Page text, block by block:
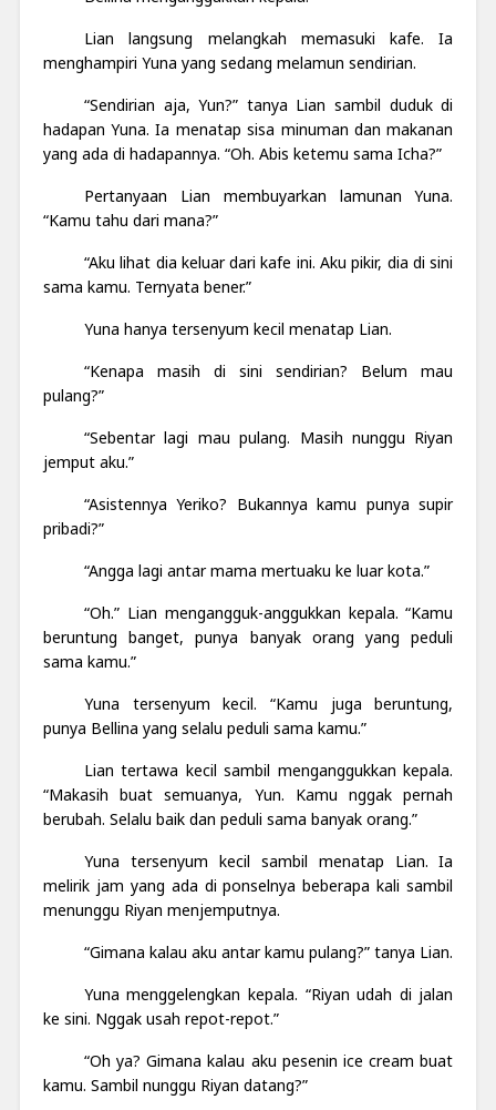
Lian langsung melangkah memasuki kafe. Ia
menghampiri Yuna yang sedang melamun sendirian.
“Sendirian aja, Yun?” tanya Lian sambil duduk di
hadapan Yuna. Ia menatap sisa minuman dan makanan
yang ada di hadapannya. “Oh. Abis ketemu sama Icha?”
Pertanyaan Lian membuyarkan lamunan Yuna.
“Kamu tahu dari mana?”
“Aku lihat dia keluar dari kafe ini. Aku pikir, dia di sini
sama kamu. Ternyata bener.”
Yuna hanya tersenyum kecil menatap Lian.
“Kenapa masih di sini sendirian? Belum mau
pulang?”
“Sebentar lagi mau pulang. Masih nunggu Riyan
jemput aku.”
“Asistennya Yeriko? Bukannya kamu punya supir
pribadi?”
“Angga lagi antar mama mertuaku ke luar kota.”
“Oh.” Lian mengangguk-anggukkan kepala. “Kamu
beruntung banget, punya banyak orang yang peduli
sama kamu.”
Yuna tersenyum kecil. “Kamu juga beruntung,
punya Bellina yang selalu peduli sama kamu.”
Lian tertawa kecil sambil menganggukkan kepala.
“Makasih buat semuanya, Yun. Kamu nggak pernah
berubah. Selalu baik dan peduli sama banyak orang.”
Yuna tersenyum kecil sambil menatap Lian. Ia
melirik jam yang ada di ponselnya beberapa kali sambil
menunggu Riyan menjemputnya.
“Gimana kalau aku antar kamu pulang?” tanya Lian.
Yuna menggelengkan kepala. “Riyan udah di jalan
ke sini. Nggak usah repot-repot.”
“Oh ya? Gimana kalau aku pesenin ice cream buat
kamu. Sambil nunggu Riyan datang?”